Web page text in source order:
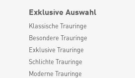
Exklusive Auswahl
Klassische Trauringe
Besondere Trauringe
Exklusive Trauringe
Schlichte Trauringe
Moderne Trauringe